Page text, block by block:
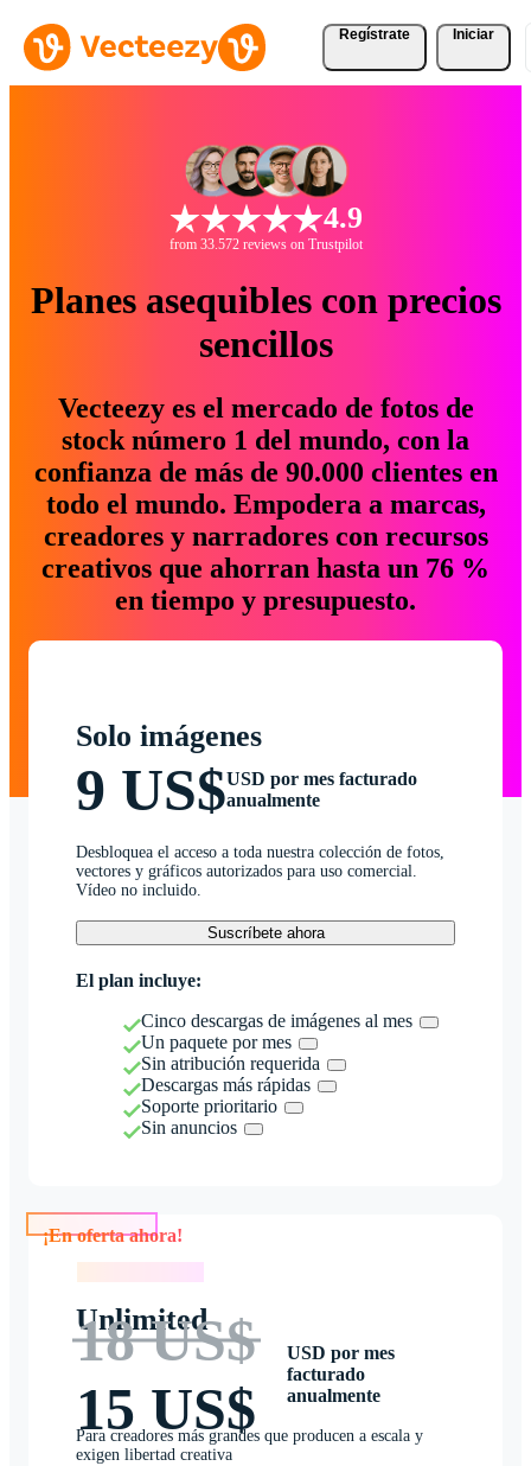
Regístrate Iniciar
4.9
from 33.572 reviews on Trustpilot
Planes asequibles con precios
sencillos
Vecteezy es el mercado de fotos de
stock número 1 del mundo, con la
confianza de más de 90.000 clientes en
todo el mundo. Empodera a marcas,
creadores y narradores con recursos
creativos que ahorran hasta un 76 %
en tiempo y presupuesto.
Solo imágenes
9 US$USD por mes facturado
anualmente
Desbloquea el acceso a toda nuestra colección de fotos,
vectores y gráficos autorizados para uso comercial.
Vídeo no incluido.
Suscríbete ahora
El plan incluye:
Cinco descargas de imágenes al mes
Un paquete por mes
Sin atribución requerida
Descargas más rápidas
Soporte prioritario
Sin anuncios
Unlimited
18 US$
15 US$
USD por mes
facturado
anualmente
Para creadores más grandes que producen a escala y
exigen libertad creativa